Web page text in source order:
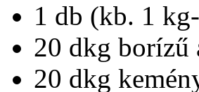
1 db (kb. 1
20 dkg borízű
20 dkg